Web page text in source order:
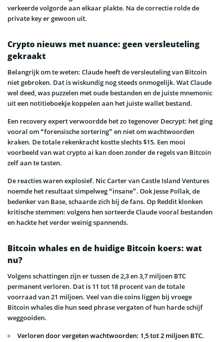
verkeerde volgorde aan elkaar plakte. Na de correctie rolde de
private key er gewoon uit.
Crypto nieuws met nuance: geen versleuteling
gekraakt
Belangrijk om te weten: Claude heeft de versleuteling van Bitcoin
niet gebroken. Dat is wiskundig nog steeds onmogelijk. Wat Claude
wel deed, was puzzelen met oude bestanden en de juiste mnemonic
uit een notitieboekje koppelen aan het juiste wallet bestand.
Een recovery expert verwoordde het zo tegenover Decrypt: het ging
vooral om “forensische sortering” en niet om wachtwoorden
kraken. De totale rekenkracht kostte slechts $15. Een mooi
voorbeeld van wat crypto ai kan doen zonder de regels van Bitcoin
zelf aan te tasten.
De reacties waren explosief. Nic Carter van Castle Island Ventures
noemde het resultaat simpelweg “insane”. Ook Jesse Pollak, de
bedenker van Base, schaarde zich bij de fans. Op Reddit klonken
kritische stemmen: volgens hen sorteerde Claude vooral bestanden
en hackte het verder weinig spannends.
Bitcoin whales en de huidige Bitcoin koers: wat
nu?
Volgens schattingen zijn er tussen de 2,3 en 3,7 miljoen BTC
permanent verloren. Dat is 11 tot 18 procent van de totale
voorraad van 21 miljoen. Veel van die coins liggen bij vroege
Bitcoin whales die hun seed phrase vergaten of hun harde schijf
weggooiden.
Verloren door vergeten wachtwoorden: 1,5 tot 2 miljoen BTC.